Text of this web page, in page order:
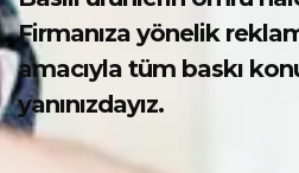
Firmanıza yönelik
amacıyla tüm baskı
yanınızdayız.